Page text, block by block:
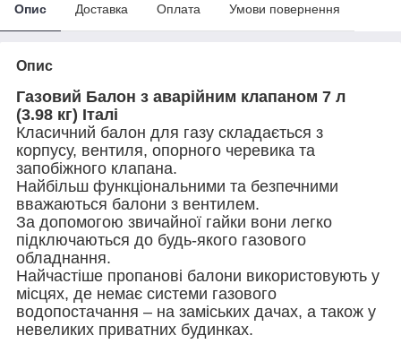
Опис Доставка Оплата Умови повернення
Опис
Газовий Балон з аварійним клапаном 7 л
(3.98 кг) Італі
Класичний балон для газу складається з
корпусу, вентиля, опорного черевика та
запобіжного клапана.
Найбільш функціональними та безпечними
вважаються балони з вентилем.
За допомогою звичайної гайки вони легко
підключаються до будь-якого газового
обладнання.
Найчастіше пропанові балони використовують у
місцях, де немає системи газового
водопостачання – на заміських дачах, а також у
невеликих приватних будинках.